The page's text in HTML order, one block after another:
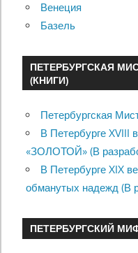
Венеция
Базель
ПЕТЕРБУРГСКАЯ
(КНИГИ)
Петербургская
В Петербурге XVIII
«ЗОЛОТОЙ» (В
В Петербурге XIX
обманутых надежд (В
ПЕТЕРБУРГСКИЙ